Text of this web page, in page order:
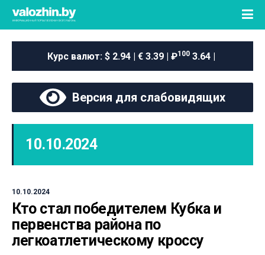
Курс валют: $ 2.94 | € 3.39 | ₽100 3.64 |
Версия для слабовидящих
10.10.2024
10.10.2024
Кто стал победителем Кубка и
первенства района по
легкоатлетическому кроссу